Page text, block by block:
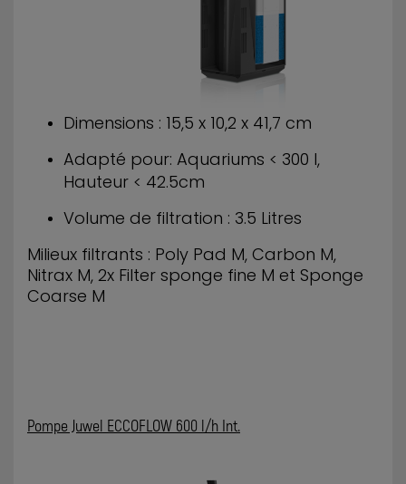
Dimensions : 15,5 x 10,2 x 41,7 cm
Adapté pour: Aquariums < 300 l,
Hauteur < 42.5cm
Volume de filtration : 3.5 Litres
Milieux filtrants : Poly Pad M, Carbon M,
Nitrax M, 2x Filter sponge fine M et Sponge
Coarse M
Pompe Juwel ECCOFLOW 600 l/h Int.